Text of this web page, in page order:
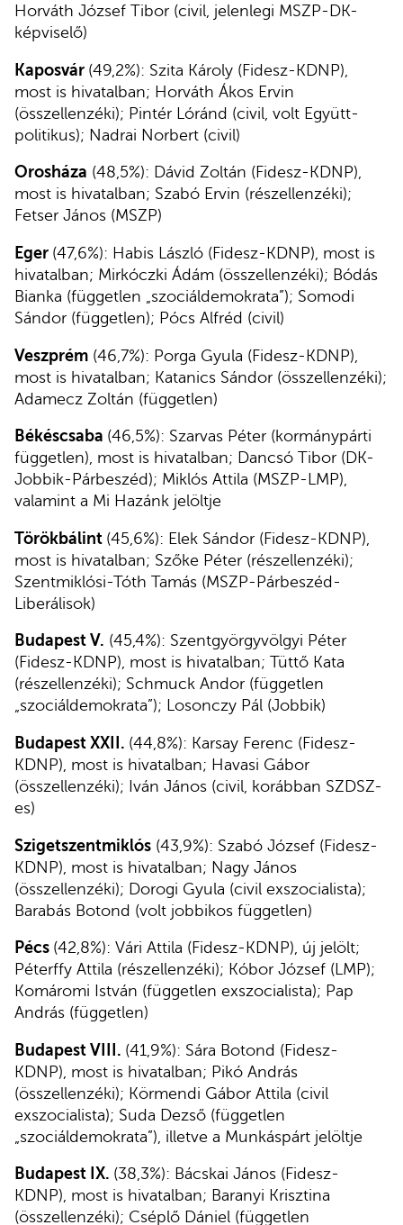
Horváth József Tibor (civil, jelenlegi MSZP-DK-
képviselő)
Kaposvár (49,2%): Szita Károly (Fidesz-KDNP),
most is hivatalban; Horváth Ákos Ervin
(összellenzéki); Pintér Lóránd (civil, volt Együtt-
politikus); Nadrai Norbert (civil)
Orosháza (48,5%): Dávid Zoltán (Fidesz-KDNP),
most is hivatalban; Szabó Ervin (részellenzéki);
Fetser János (MSZP)
Eger (47,6%): Habis László (Fidesz-KDNP), most is
hivatalban; Mirkóczki Ádám (összellenzéki); Bódás
Bianka (független „szociáldemokrata”); Somodi
Sándor (független); Pócs Alfréd (civil)
Veszprém (46,7%): Porga Gyula (Fidesz-KDNP),
most is hivatalban; Katanics Sándor (összellenzéki);
Adamecz Zoltán (független)
Békéscsaba (46,5%): Szarvas Péter (kormánypárti
független), most is hivatalban; Dancsó Tibor (DK-
Jobbik-Párbeszéd); Miklós Attila (MSZP-LMP),
valamint a Mi Hazánk jelöltje
Törökbálint (45,6%): Elek Sándor (Fidesz-KDNP),
most is hivatalban; Szőke Péter (részellenzéki);
Szentmiklósi-Tóth Tamás (MSZP-Párbeszéd-
Liberálisok)
Budapest V. (45,4%): Szentgyörgyvölgyi Péter
(Fidesz-KDNP), most is hivatalban; Tüttő Kata
(részellenzéki); Schmuck Andor (független
„szociáldemokrata”); Losonczy Pál (Jobbik)
Budapest XXII. (44,8%): Karsay Ferenc (Fidesz-
KDNP), most is hivatalban; Havasi Gábor
(összellenzéki); Iván János (civil, korábban SZDSZ-
es)
Szigetszentmiklós (43,9%): Szabó József (Fidesz-
KDNP), most is hivatalban; Nagy János
(összellenzéki); Dorogi Gyula (civil exszocialista);
Barabás Botond (volt jobbikos független)
Pécs (42,8%): Vári Attila (Fidesz-KDNP), új jelölt;
Péterffy Attila (részellenzéki); Kóbor József (LMP);
Komáromi István (független exszocialista); Pap
András (független)
Budapest VIII. (41,9%): Sára Botond (Fidesz-
KDNP), most is hivatalban; Pikó András
(összellenzéki); Körmendi Gábor Attila (civil
exszocialista); Suda Dezső (független
„szociáldemokrata”), illetve a Munkáspárt jelöltje
Budapest IX. (38,3%): Bácskai János (Fidesz-
KDNP), most is hivatalban; Baranyi Krisztina
(összellenzéki); Cséplő Dániel (független